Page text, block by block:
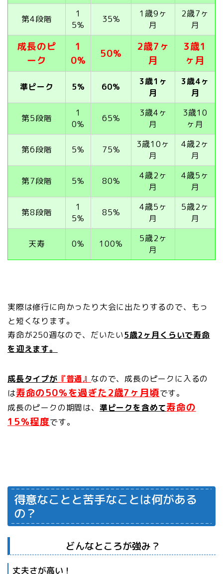
第4段階
1
5%
35%
1歳9ヶ
月
2歳7ヶ
月
成長のピ
ーク
1
0%
50%
2歳7ヶ
月
3歳1
ヶ月
準ピーク 5% 60%
3歳1ヶ
月
3歳4ヶ
月
第5段階
1
0%
65%
3歳4ヶ
月
3歳10
ヶ月
第6段階 5% 75%
3歳10ヶ
月
4歳2ヶ
月
第7段階 5% 80%
4歳2ヶ
月
4歳5ヶ
月
第8段階
1
5%
85%
4歳5ヶ
月
5歳2ヶ
月
天寿 0% 100%
5歳2ヶ
月
実際は修行に向かったり大会に出たりするので、もっ
と短くなります。
寿命が250週なので、だいたい5歳2ヶ月くらいで寿命
を迎えます。
成長タイプが 『普通』 なので、成長のピークに入るの
は寿命の50％を過ぎた2歳7ヶ月頃です。
成長のピークの期間は、 準ピークを含めて寿命の
15％程度です。
得意なことと苦手なことは何がある
の？
どんなところが強み？
丈夫さが高い！